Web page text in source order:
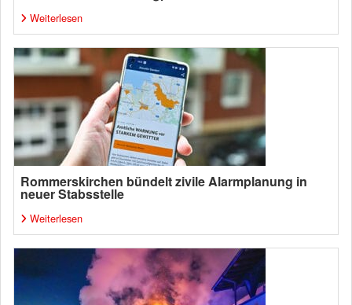
Weiterlesen
Rommerskirchen bündelt zivile Alarmplanung in
neuer Stabsstelle
Weiterlesen